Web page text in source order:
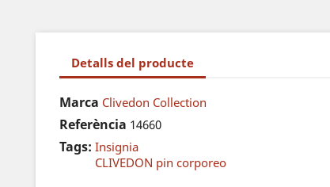
Detalls del producte
Marca Clivedon Collection
Referència 14660
Tags: Insignia
CLIVEDON pin corporeo